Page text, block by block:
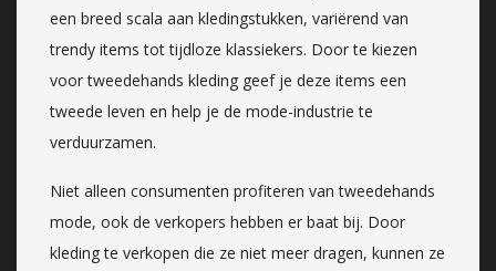
een breed scala aan kledingstukken, variërend van
trendy items tot tijdloze klassiekers. Door te kiezen
voor tweedehands kleding geef je deze items een
tweede leven en help je de mode-industrie te
verduurzamen.
Niet alleen consumenten profiteren van tweedehands
mode, ook de verkopers hebben er baat bij. Door
kleding te verkopen die ze niet meer dragen, kunnen ze